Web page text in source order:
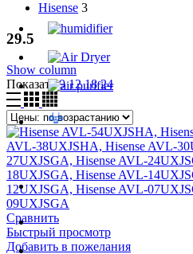
Hisense 3
29.5
Show column
Показать9121824
Сравнить
Быстрый просмотр
Добавить в пожелания